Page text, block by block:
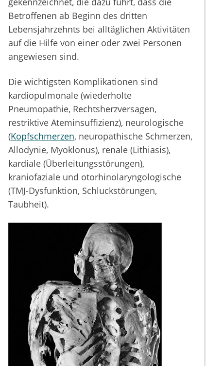
Betroffenen ab Beginn des dritten
Lebensjahrzehnts bei alltäglichen Aktivitäten
auf die Hilfe von einer oder zwei Personen
angewiesen sind.
Die wichtigsten Komplikationen sind
kardiopulmonale (wiederholte
Pneumopathie, Rechtsherzversagen,
restriktive Ateminsuffizienz), neurologische
(Kopfschmerzen, neuropathische Schmerzen,
Allodynie, Myoklonus), renale (Lithiasis),
kardiale (Überleitungsstörungen),
kraniofaziale und otorhinolaryngologische
(TMJ-Dysfunktion, Schluckstörungen,
Taubheit).